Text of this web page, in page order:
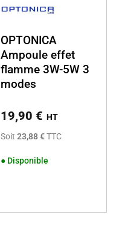
OPTONICA
Ampoule effet
flamme 3W-5W 3
modes
19,90 € HT
Soit 23,88 €TTC
● Disponible